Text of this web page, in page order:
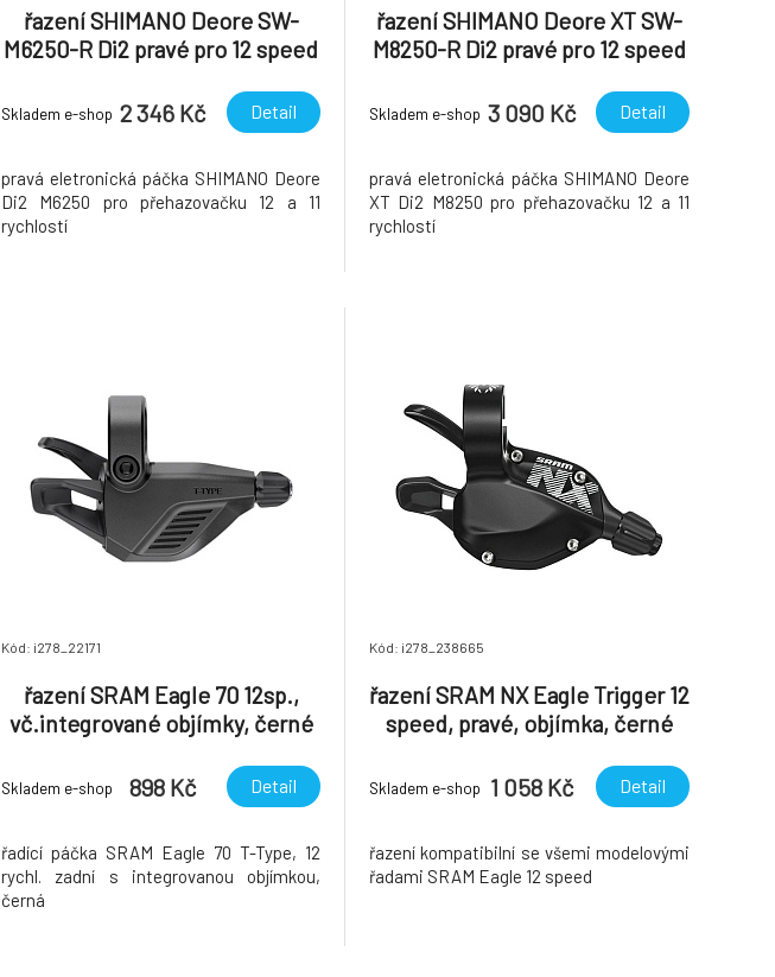
řazení SHIMANO Deore SW-
M6250-R Di2 pravé pro 12 speed
Skladem e-shop 2 346 Kč Detail
pravá eletronická páčka SHIMANO Deore
Di2 M6250 pro přehazovačku 12 a 11
rychlostí
řazení SHIMANO Deore XT SW-
M8250-R Di2 pravé pro 12 speed
Skladem e-shop 3 090 Kč Detail
pravá eletronická páčka SHIMANO Deore
XT Di2 M8250 pro přehazovačku 12 a 11
rychlostí
Kód: i278_22171
řazení SRAM Eagle 70 12sp.,
vč.integrované objímky, černé
Skladem e-shop 898 Kč Detail
řadící páčka SRAM Eagle 70 T-Type, 12
rychl. zadní s integrovanou objímkou,
černá
Kód: i278_238665
řazení SRAM NX Eagle Trigger 12
speed, pravé, objímka, černé
Skladem e-shop 1 058 Kč Detail
řazení kompatibilní se všemi modelovými
řadami SRAM Eagle 12 speed